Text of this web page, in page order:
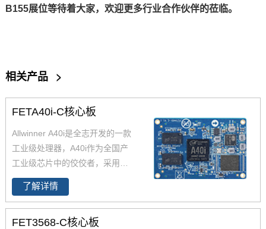
B155展位等待着大家，欢迎更多行业合作伙伴的莅临。
相关产品 >
FETA40i-C核心板
Allwinner A40i是全志开发的一款
工业级处理器，A40i作为全国产
工业级芯片中的佼佼者，采用更
低功耗的4核ARM Cortex-A7架
构,工作温度-40-85℃,是一款高性
能低功耗超高性能CPU主芯片。
飞凌嵌入式深度研究全志A40i芯
了解详情
FET3568-C核心板